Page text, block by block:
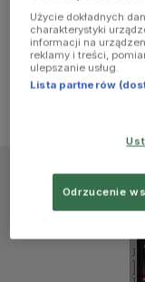
more
information)
Użycie dokładnych
charakterystyki
informacji na
reklamy i treści,
ulepszanie usług.
Lista partnerów
Odrzucenie